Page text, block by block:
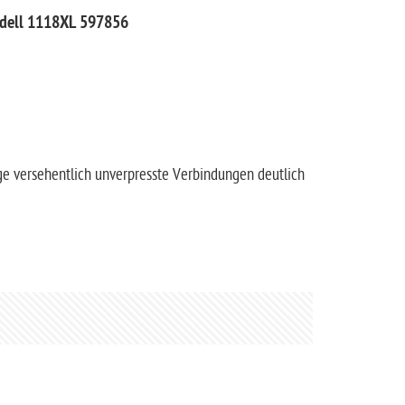
1118XL 597856
versehentlich unverpresste Verbindungen deutlich